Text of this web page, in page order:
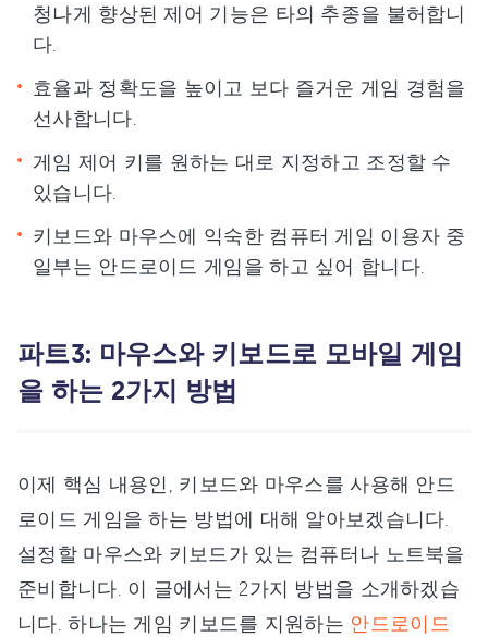
청나게 향상된 제어 기능은 타의 추종을 불허합니
다.
효율과 정확도을 높이고 보다 즐거운 게임 경험을
선사합니다.
게임 제어 키를 원하는 대로 지정하고 조정할 수
있습니다.
키보드와 마우스에 익숙한 컴퓨터 게임 이용자 중
일부는 안드로이드 게임을 하고 싶어 합니다.
파트3: 마우스와 키보드로 모바일 게임
을 하는 2가지 방법
이제 핵심 내용인, 키보드와 마우스를 사용해 안드
로이드 게임을 하는 방법에 대해 알아보겠습니다.
설정할 마우스와 키보드가 있는 컴퓨터나 노트북을
준비합니다. 이 글에서는 2가지 방법을 소개하겠습
니다. 하나는 게임 키보드를 지원하는 안드로이드